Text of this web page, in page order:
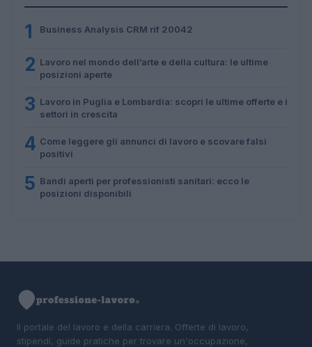
1 Business Analysis CRM rif 20042
2 Lavoro nel mondo dell’arte e della cultura: le ultime
posizioni aperte
3 Lavoro in Puglia e Lombardia: scopri le ultime offerte e i
settori in crescita
4 Come leggere gli annunci di lavoro e scovare falsi
positivi
5 Bandi aperti per professionisti sanitari: ecco le
posizioni disponibili
Il portale del lavoro e della carriera. Offerte di lavoro,
stipendi, guide pratiche per trovare un'occupazione,